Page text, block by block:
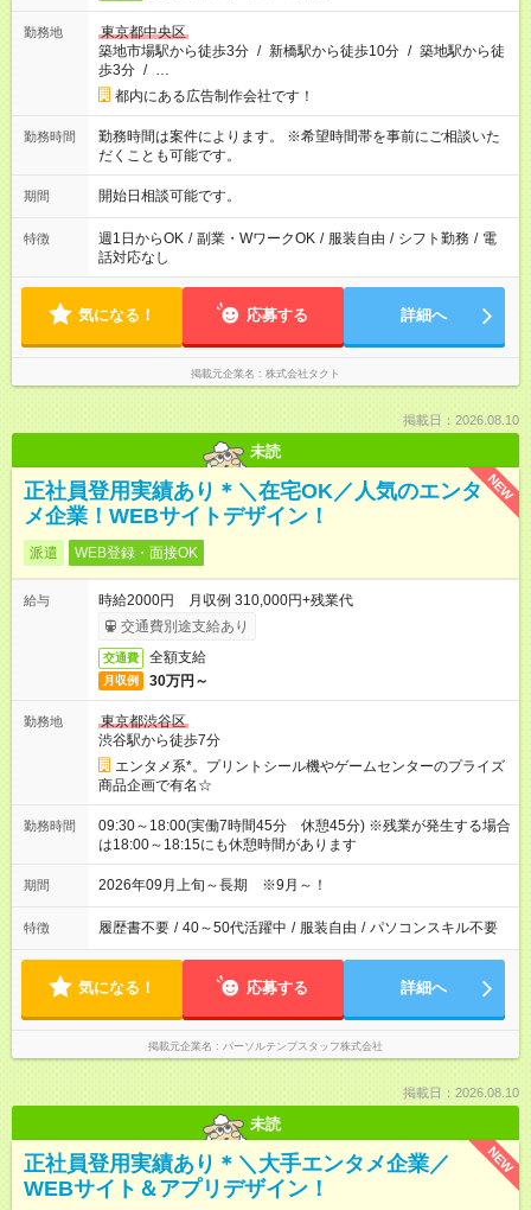
勤務地
東京都中央区
築地市場駅から徒歩3分 / 新橋駅から徒歩10分 / 築地駅から徒
歩3分 / …
都内にある広告制作会社です！
勤務時間
勤務時間は案件によります。 ※希望時間帯を事前にご相談いた
だくことも可能です。
期間 開始日相談可能です。
特徴 週1日からOK / 副業・WワークOK / 服装自由 / シフト勤務 / 電
話対応なし
気になる！ 応募する 詳細へ
掲載元企業名 株式会社タクト
掲載日：2026.08.10
未読
NEW
正社員登用実績あり＊＼在宅OK／人気のエンタ
メ企業！WEBサイトデザイン！
派遣 WEB登録・面接OK
給与
時給2000円 月収例 310,000円+残業代
交通費別途支給あり
交通費 全額支給
月収例 30万円～
勤務地
東京都渋谷区
渋谷駅から徒歩7分
エンタメ系*。プリントシール機やゲームセンターのプライズ
商品企画で有名☆
勤務時間
09:30～18:00(実働7時間45分 休憩45分) ※残業が発生する場合
は18:00～18:15にも休憩時間があります
期間 2026年09月上旬～長期 ※9月～！
特徴 履歴書不要 / 40～50代活躍中 / 服装自由 / パソコンスキル不要
気になる！ 応募する 詳細へ
掲載元企業名 パーソルテンプスタッフ株式会社
掲載日：2026.08.10
未読
NEW
正社員登用実績あり＊＼大手エンタメ企業／
WEBサイト＆アプリデザイン！